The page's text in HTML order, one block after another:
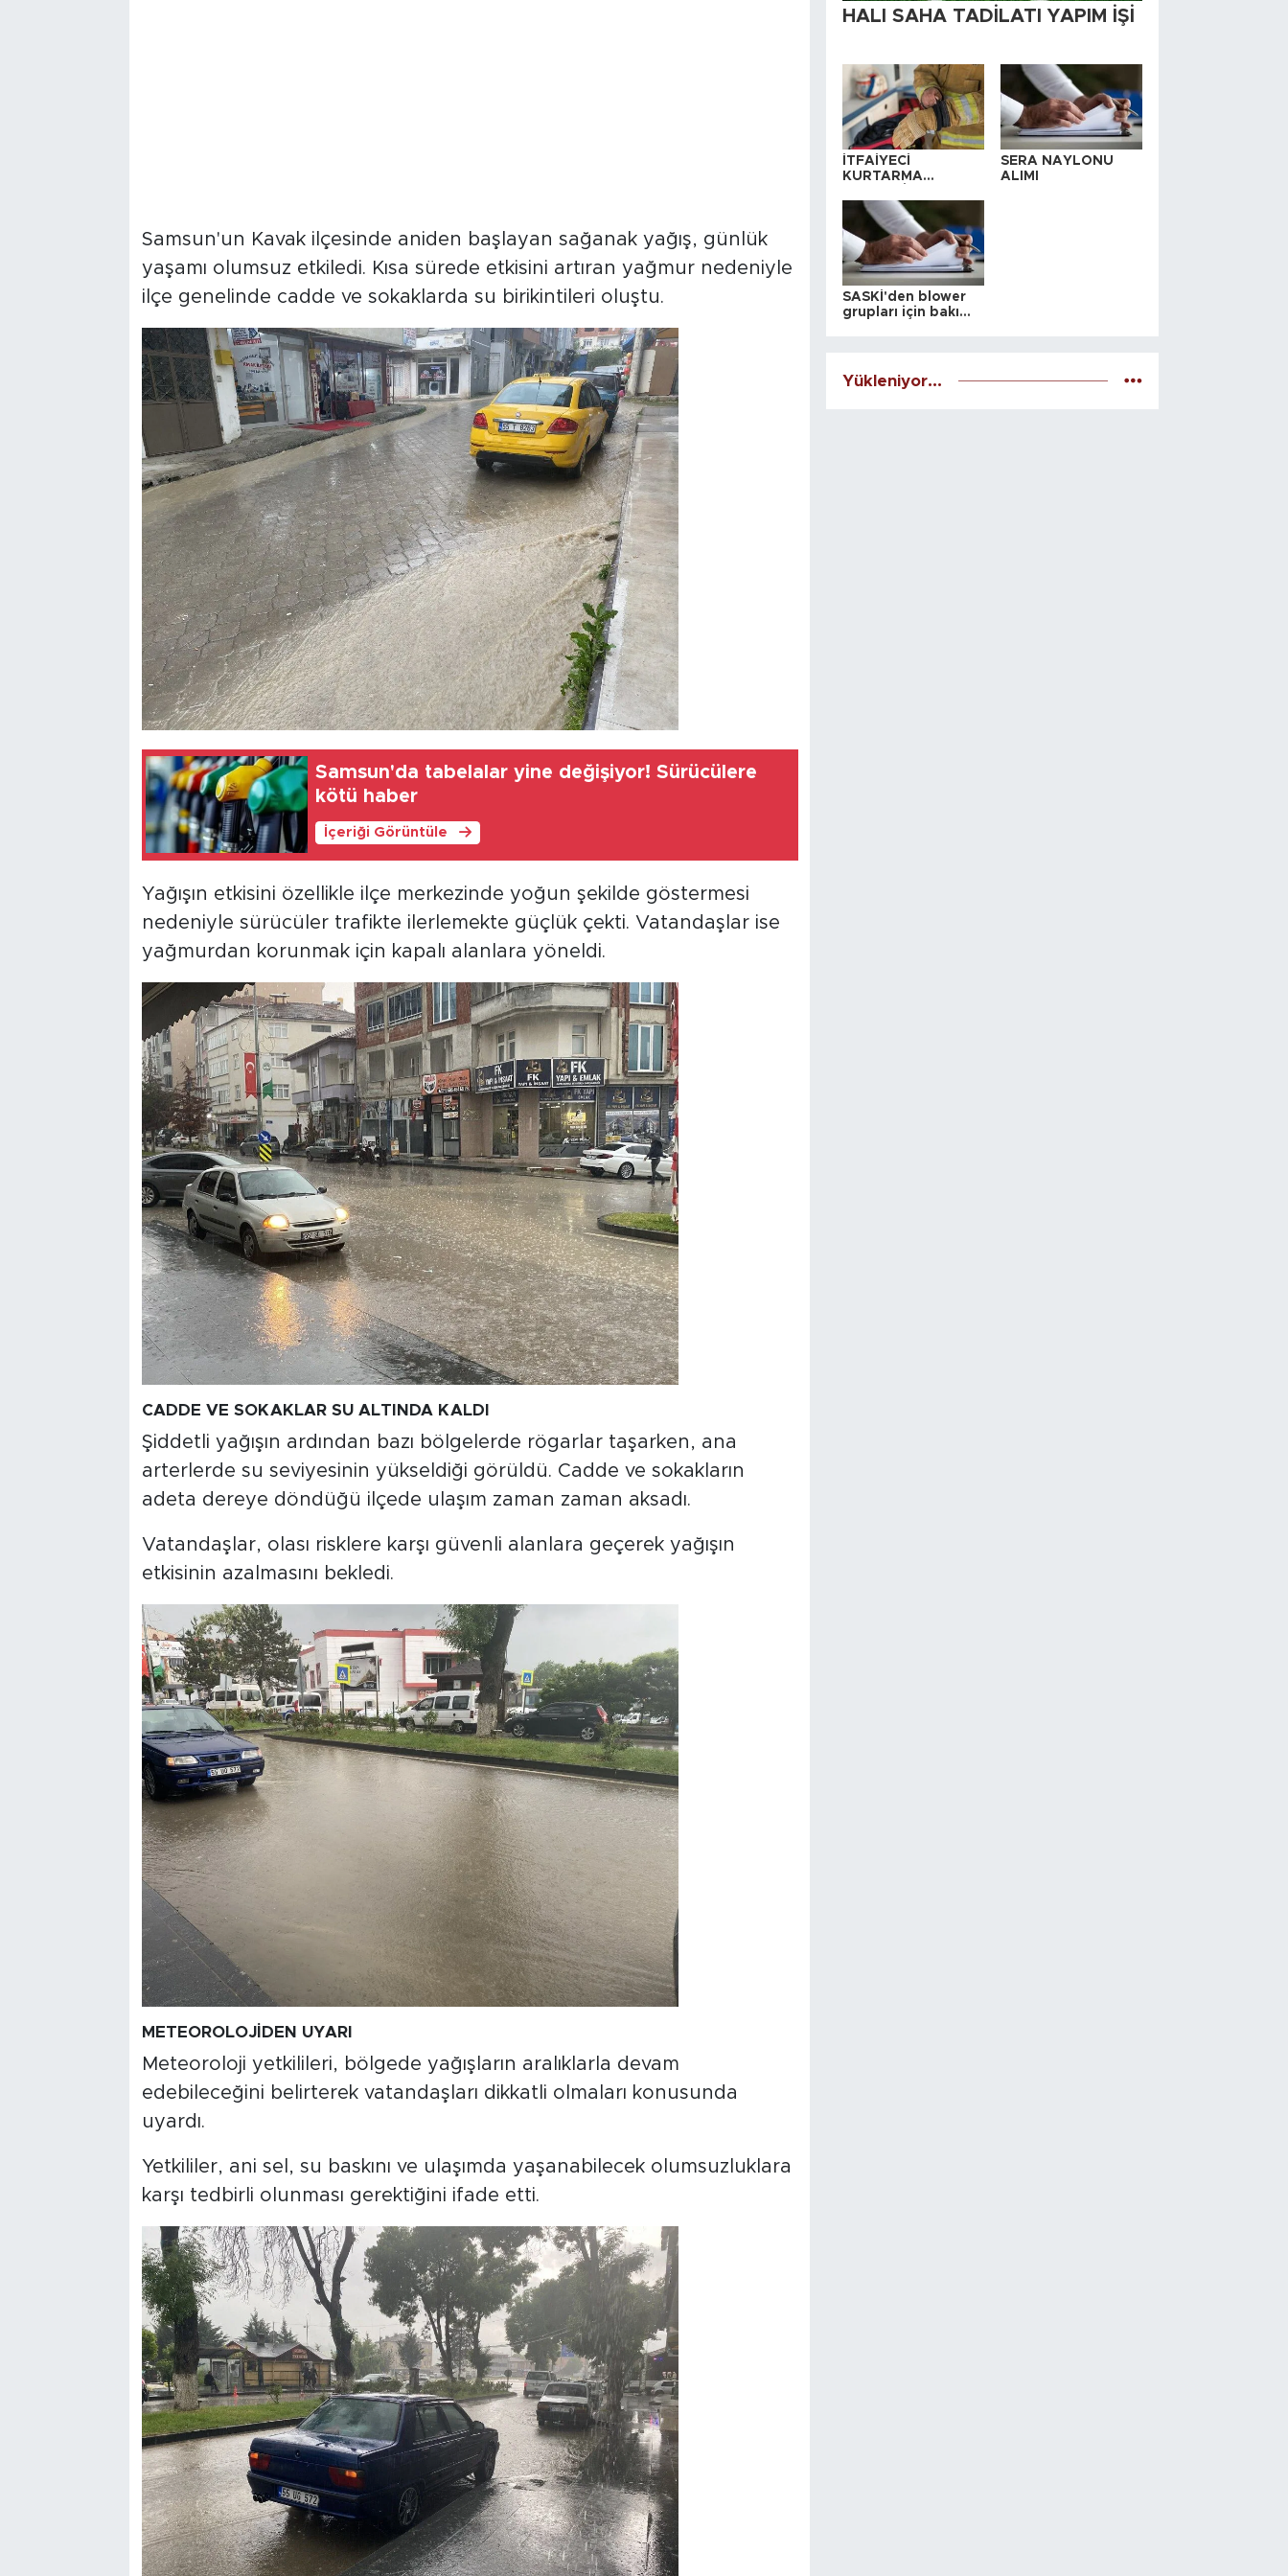
Samsun'un Kavak ilçesinde aniden başlayan sağanak yağış, günlük
yaşamı olumsuz etkiledi. Kısa sürede etkisini artıran yağmur nedeniyle
ilçe genelinde cadde ve sokaklarda su birikintileri oluştu.
Samsun'da tabelalar yine değişiyor! Sürücülere
kötü haber
İçeriği Görüntüle
Yağışın etkisini özellikle ilçe merkezinde yoğun şekilde göstermesi
nedeniyle sürücüler trafikte ilerlemekte güçlük çekti. Vatandaşlar ise
yağmurdan korunmak için kapalı alanlara yöneldi.
CADDE VE SOKAKLAR SU ALTINDA KALDI
Şiddetli yağışın ardından bazı bölgelerde rögarlar taşarken, ana
arterlerde su seviyesinin yükseldiği görüldü. Cadde ve sokakların
adeta dereye döndüğü ilçede ulaşım zaman zaman aksadı.
Vatandaşlar, olası risklere karşı güvenli alanlara geçerek yağışın
etkisinin azalmasını bekledi.
METEOROLOJİDEN UYARI
Meteoroloji yetkilileri, bölgede yağışların aralıklarla devam
edebileceğini belirterek vatandaşları dikkatli olmaları konusunda
uyardı.
Yetkililer, ani sel, su baskını ve ulaşımda yaşanabilecek olumsuzluklara
karşı tedbirli olunması gerektiğini ifade etti.
HALI SAHA TADİLATI YAPIM İŞİ
İTFAİYECİ
KURTARMA
ALINACAKTIR
SERA NAYLONU
ALIMI
SASKİ'den blower
grupları için bakım
Yükleniyor...